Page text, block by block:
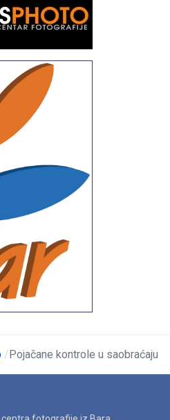
Pojačane kontrole u saobraćaju